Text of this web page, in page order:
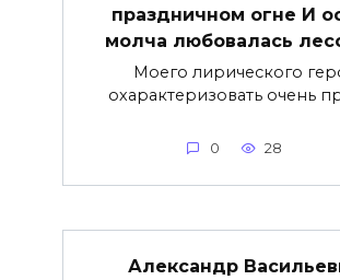
праздничном огне И
молча любовалась
Моего лирического
охарактеризовать очень
0 28
Александр